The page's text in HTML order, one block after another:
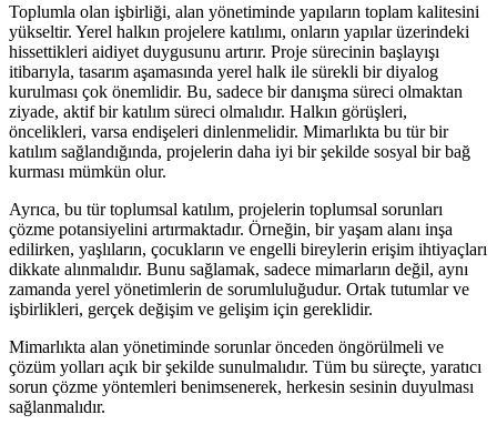
Toplumla olan işbirliği, alan yönetiminde yapıların toplam kalitesini
yükseltir. Yerel halkın projelere katılımı, onların yapılar üzerindeki
hissettikleri aidiyet duygusunu artırır. Proje sürecinin başlayışı
itibarıyla, tasarım aşamasında yerel halk ile sürekli bir diyalog
kurulması çok önemlidir. Bu, sadece bir danışma süreci olmaktan
ziyade, aktif bir katılım süreci olmalıdır. Halkın görüşleri,
öncelikleri, varsa endişeleri dinlenmelidir. Mimarlıkta bu tür bir
katılım sağlandığında, projelerin daha iyi bir şekilde sosyal bir bağ
kurması mümkün olur.
Ayrıca, bu tür toplumsal katılım, projelerin toplumsal sorunları
çözme potansiyelini artırmaktadır. Örneğin, bir yaşam alanı inşa
edilirken, yaşlıların, çocukların ve engelli bireylerin erişim ihtiyaçları
dikkate alınmalıdır. Bunu sağlamak, sadece mimarların değil, aynı
zamanda yerel yönetimlerin de sorumluluğudur. Ortak tutumlar ve
işbirlikleri, gerçek değişim ve gelişim için gereklidir.
Mimarlıkta alan yönetiminde sorunlar önceden öngörülmeli ve
çözüm yolları açık bir şekilde sunulmalıdır. Tüm bu süreçte, yaratıcı
sorun çözme yöntemleri benimsenerek, herkesin sesinin duyulması
sağlanmalıdır.